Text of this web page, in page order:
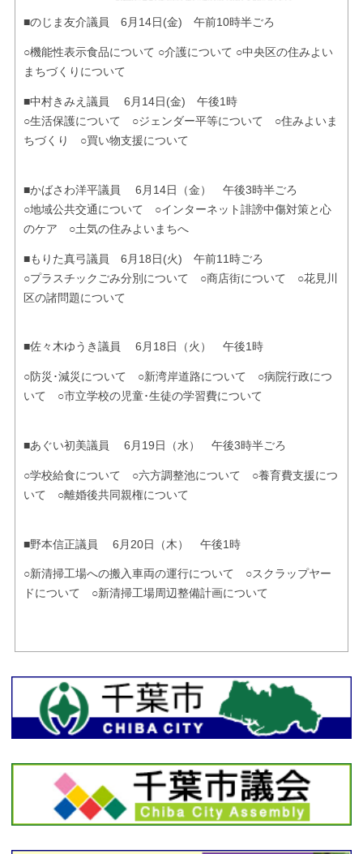
■のじま友介議員 6月14日(金) 午前10時半ごろ
○機能性表示食品について ○介護について ○中央区の住みよい
まちづくりについて
■中村きみえ議員 6月14日(金) 午後1時
○生活保護について ○ジェンダー平等について ○住みよいま
ちづくり ○買い物支援について
■かばさわ洋平議員 6月14日（金） 午後3時半ごろ
○地域公共交通について ○インターネット誹謗中傷対策と心
のケア ○土気の住みよいまちへ
■もりた真弓議員 6月18日(火) 午前11時ごろ
○プラスチックごみ分別について ○商店街について ○花見川
区の諸問題について
■佐々木ゆうき議員 6月18日（火） 午後1時
○防災･減災について ○新湾岸道路について ○病院行政につ
いて ○市立学校の児童･生徒の学習費について
■あぐい初美議員 6月19日（水） 午後3時半ごろ
○学校給食について ○六方調整池について ○養育費支援につ
いて ○離婚後共同親権について
■野本信正議員 6月20日（木） 午後1時
○新清掃工場への搬入車両の運行について ○スクラップヤー
ドについて ○新清掃工場周辺整備計画について